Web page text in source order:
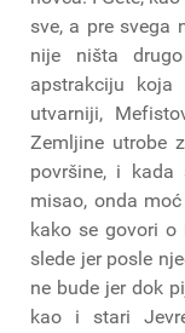
sve, a pre svega
nije ništa
apstrakciju
utvarniji,
Zemljine utrobe
površine, i
misao, onda
kako se govori
slede jer posle
ne bude jer dok
kao i stari